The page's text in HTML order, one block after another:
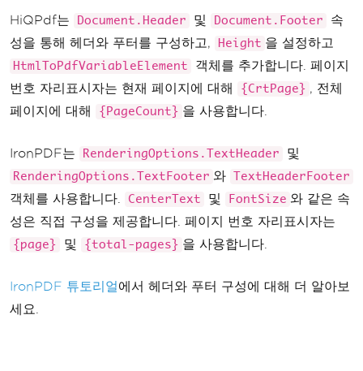
r"
};
        renderer
. RenderingOptions.Te
xtFooter
= new TextHeaderFooter ()
e} of {total-pages}"
FontSize
=
10
};
renderer. RenderHtm
        pdf
.SaveAs( "header-footer.pd
HiQPdf는 Document.Header 및 Document.Footer
속
성을 통해 헤더와 푸터를 구성하고,
Height 을 설정하고
HtmlToPdfVariableElement
객체를 추가합니다. 페이지
번호 자리표시자는 현재 페이지에 대해
{CrtPage} , 전체
페이지에 대해
{PageCount} 을 사용합니다.
IronPDF는 RenderingOptions.TextHeader 및
RenderingOptions.TextFooter 와 TextHeaderFooter
객체를 사용합니다. CenterText 및 FontSize 와 같은 속
성은 직접 구성을 제공합니다. 페이지 번호 자리표시자는
{page} 및 {total-pages} 을 사용합니다.
IronPDF 튜토리얼에서 헤더와 푸터 구성에 대해 더 알아보
세요.